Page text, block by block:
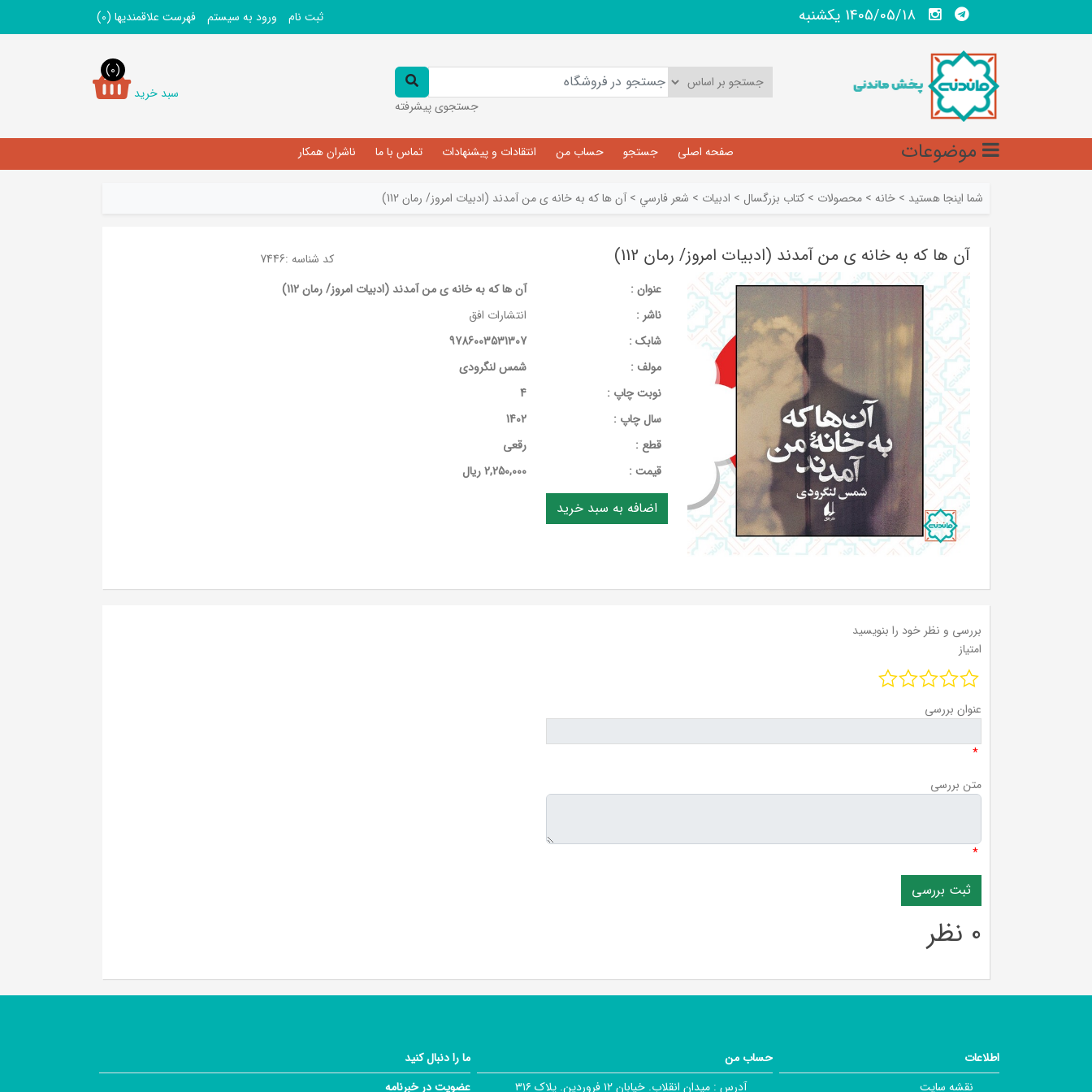
1405/05/18 يكشنبه ثبت نام ورود به سیستم فهرست علاقمندیها (0)
جستجوی پیشرفته
سبد خرید
(0)
موضوعات صفحه اصلی جستجو حساب من انتقادات و پیشنهادات تماس با ما ناشران همکار
شما اینجا هستید > خانه > محصولات > کتاب بزرگسال > ادبیات > شعر فارسي > آن ها که به خانه ی من آمدند (ادبیات امروز/ رمان 112)
آن ها که به خانه ی من آمدند (ادبیات امروز/ رمان 112) کد شناسه :7446
عنوان :
آن ها که به خانه ی من آمدند (ادبیات امروز/ رمان 112)
ناشر :
انتشارات افق
شابک :
9786003531307
مولف :
شمس لنگرودی
نوبت چاپ :
4
سال چاپ :
1402
قطع :
رقعی
قيمت :
2,250,000 ریال
بررسی و نظر خود را بنویسید
امتیاز
عنوان بررسی
*
متن بررسی
*
0 نظر
اطلاعات
نقشه سایت
حساب من
آدرس : میدان انقلاب. خیابان ۱۲ فروردین. پلاک ۳۱۶
ما را دنبال کنید
عضویت در خبرنامه